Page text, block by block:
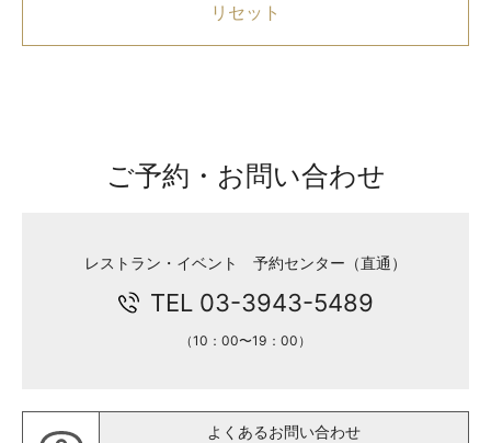
リセット
ご予約・お問い合わせ
レストラン・イベント 予約センター（直通）
TEL 03-3943-5489
（10：00〜19：00）
よくあるお問い合わせ